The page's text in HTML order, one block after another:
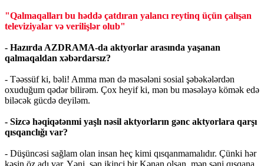
"Qalmaqalları bu həddə çatdıran yalancı reytinq üçün çalışan
televiziyalar və verilişlər olub"
- Hazırda AZDRAMA-da aktyorlar arasında yaşanan
qalmaqaldan xəbərdarsız?
- Təəssüf ki, bəli! Amma mən də məsələni sosial şəbəkələrdən
oxuduğum qədər bilirəm. Çox heyif ki, mən bu məsələyə kömək edə
biləcək gücdə deyiləm.
- Sizcə həqiqətənmi yaşlı nəsil aktyorların gənc aktyorlara qarşı
qısqanclığı var?
- Düşüncəsi sağlam olan insan heç kimi qısqanmamalıdır. Çünki hər
kəsin öz adı var. Yəni, sən ikinci bir Kənan olsan, mən səni qısqana